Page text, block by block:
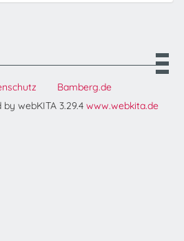
Bamberg.de
webKITA 3.29.4 www.webkita.de